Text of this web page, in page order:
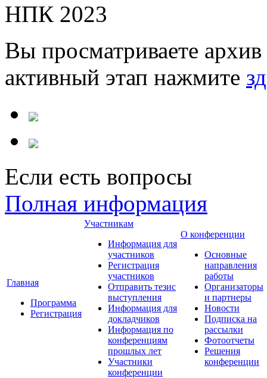
НПК 2023
Вы просматриваете
активный этап нажмите
Если есть вопросы
Полная информация
Главная
Программа
Регистрация
Участникам
Информация для
участников
Регистрация
участников
Отправить тезис
выступления
Информация для
докладчиков
Информация по
конференциям
прошлых лет
Участники
конференции
О конференции
Основные
направления
работы
Организаторы
и партнеры
Новости
Подписка на
рассылки
Фотоотчеты
Решения
конференции